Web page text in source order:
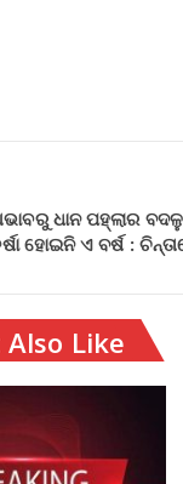
ଧାନ ପହ୍ଲାର
ହୋଇନି ଏ ବର୍ଷ :
Like